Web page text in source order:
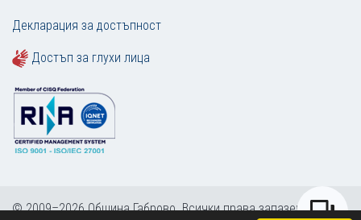
Декларация за достъпност
Достъп за глухи лица
© 2009–2026 Община Габрово. Всички права запазени.